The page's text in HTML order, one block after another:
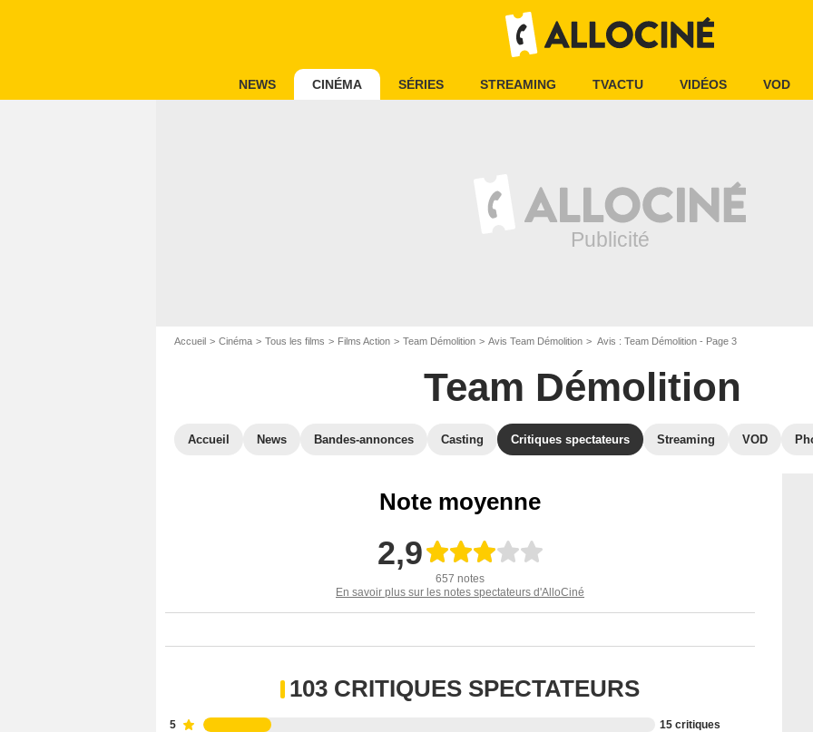
NEWS CINÉMA SÉRIES STREAMING TVACTU VIDÉOS VOD
Accueil Cinéma Tous les films Films Action Team Démolition Avis Team Démolition Avis : Team Démolition - Page 3
Team Démolition
Accueil News Bandes-annonces Casting Critiques spectateurs Streaming VOD
Note moyenne
2,9
657 notes
En savoir plus sur les notes spectateurs d'AlloCiné
103 CRITIQUES SPECTATEURS
5 15 critiques